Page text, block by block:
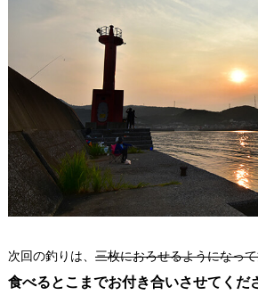
次回の釣りは、 三枚におろせるようになっ
食べるとこまでお付き合いさせてくだ